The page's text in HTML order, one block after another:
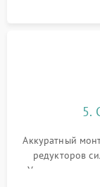
5.
Аккуратный
редукторов
Установка